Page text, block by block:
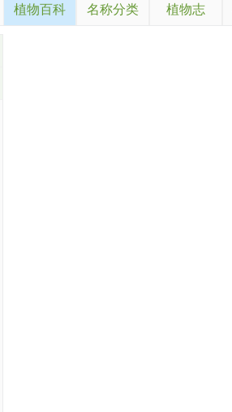
植物百科 名称分类 植物志